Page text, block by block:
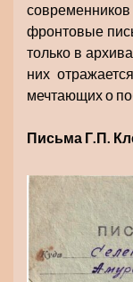
фронтовые
только в
них
мечтающих о
Письма Г.П.